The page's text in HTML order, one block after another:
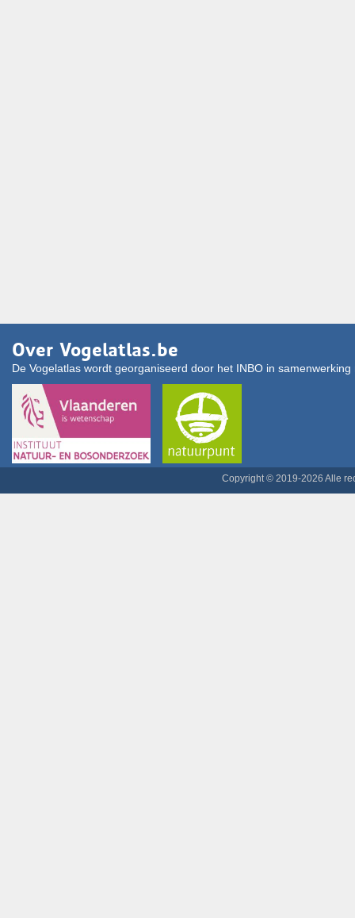
Over Vogelatlas.be
De Vogelatlas wordt georganiseerd door het INBO in
Copyright © 2019-2026 Alle